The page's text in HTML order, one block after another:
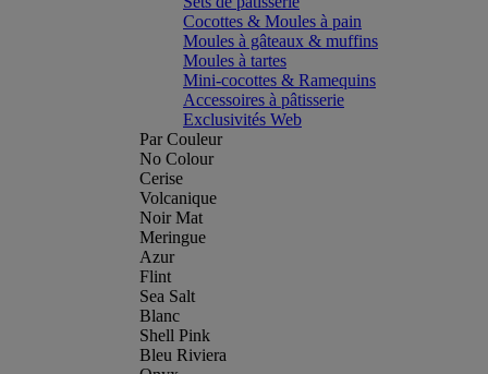
Cocottes & Moules à pain
Moules à gâteaux & muffins
Moules à tartes
Mini-cocottes & Ramequins
Accessoires à pâtisserie
Exclusivités Web
Par Couleur
No Colour
Cerise
Volcanique
Noir Mat
Meringue
Azur
Flint
Sea Salt
Blanc
Shell Pink
Bleu Riviera